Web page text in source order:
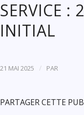
SERVICE :
INITIAL
21 MAI 2025 / PAR
PARTAGER CETTE